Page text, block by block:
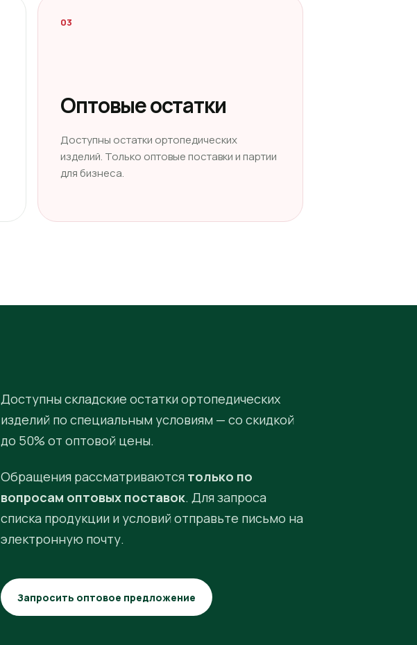
03
Оптовые остатки
Доступны остатки ортопедических
изделий. Только оптовые поставки и партии
для бизнеса.
Доступны складские остатки ортопедических
изделий по специальным условиям — со скидкой
до 50% от оптовой цены.
Обращения рассматриваются только по
вопросам оптовых поставок. Для запроса
списка продукции и условий отправьте письмо на
электронную почту.
Запросить оптовое предложение